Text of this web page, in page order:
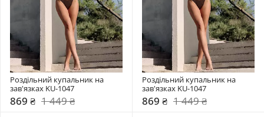
Роздільний купальник на
зав'язках KU-1047
869 ₴ 1 449 ₴
Роздільний купальник на
зав'язках KU-1047
869 ₴ 1 449 ₴